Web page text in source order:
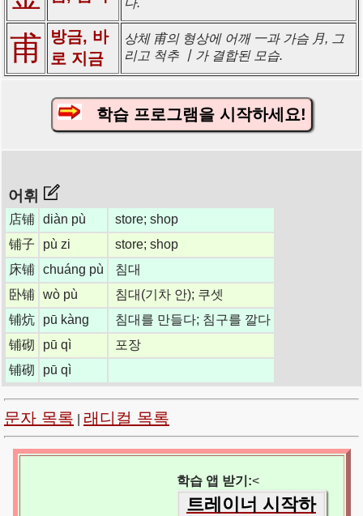
甫 방금, 바
로 지금
상체 甫의 형상에 어깨 一과 가슴 月, 그
리고 척추 丨가 결합된 모습.
학습 프로그램을 시작하세요!
어휘
店铺 diàn pù
store; shop
铺子
pù zi
store; shop
床铺 chuáng pù
침대
卧铺 wò pù
침대(기차 안); 쿠셋
铺炕
pū kàng
침대를 만들다; 침구를 깔다
铺砌
pū qì
포장
铺砌
pū qì
문자 목록 래디컬 목록
학습 앱 받기:<
트레이너 시작하